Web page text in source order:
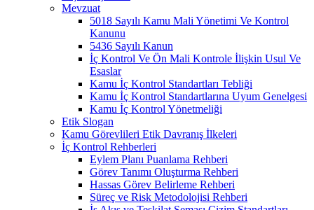
Mevzuat
5018 Sayılı Kamu Mali Yönetimi Ve Kontrol
Kanunu
5436 Sayılı Kanun
İç Kontrol Ve Ön Mali Kontrole İlişkin Usul Ve
Esaslar
Kamu İç Kontrol Standartları Tebliği
Kamu İç Kontrol Standartlarına Uyum Genelgesi
Kamu İç Kontrol Yönetmeliği
Etik Slogan
Kamu Görevlileri Etik Davranış İlkeleri
İç Kontrol Rehberleri
Eylem Planı Puanlama Rehberi
Görev Tanımı Oluşturma Rehberi
Hassas Görev Belirleme Rehberi
Süreç ve Risk Metodolojisi Rehberi